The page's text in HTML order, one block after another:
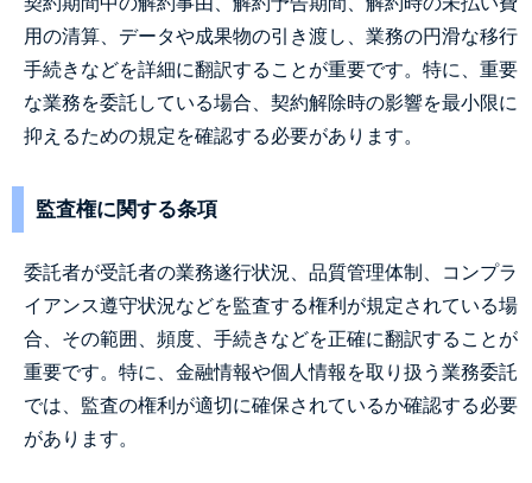
用の清算、データや成果物の引き渡し、業務の円滑な移行
手続きなどを詳細に翻訳することが重要です。特に、重要
な業務を委託している場合、契約解除時の影響を最小限に
抑えるための規定を確認する必要があります。
監査権に関する条項
委託者が受託者の業務遂行状況、品質管理体制、コンプラ
イアンス遵守状況などを監査する権利が規定されている場
合、その範囲、頻度、手続きなどを正確に翻訳することが
重要です。特に、金融情報や個人情報を取り扱う業務委託
では、監査の権利が適切に確保されているか確認する必要
があります。